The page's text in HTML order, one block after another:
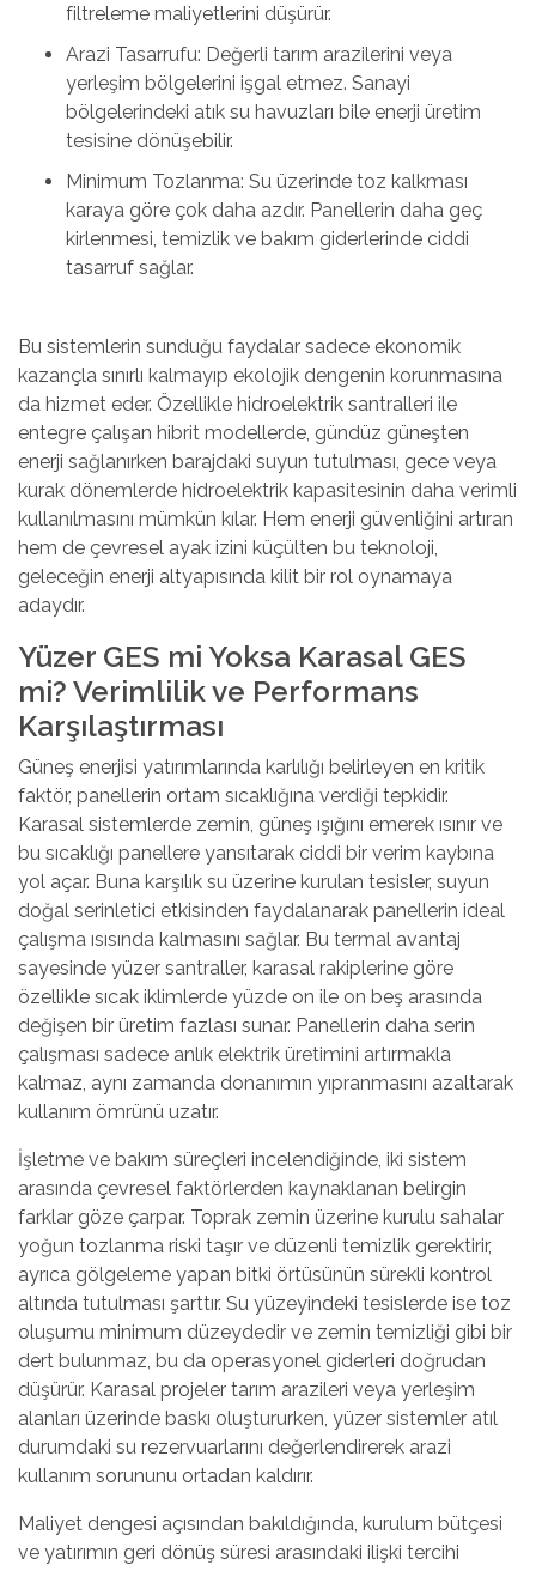
filtreleme maliyetlerini düşürür.
Arazi Tasarrufu: Değerli tarım arazilerini veya
yerleşim bölgelerini işgal etmez. Sanayi
bölgelerindeki atık su havuzları bile enerji üretim
tesisine dönüşebilir.
Minimum Tozlanma: Su üzerinde toz kalkması
karaya göre çok daha azdır. Panellerin daha geç
kirlenmesi, temizlik ve bakım giderlerinde ciddi
tasarruf sağlar.
Bu sistemlerin sunduğu faydalar sadece ekonomik
kazançla sınırlı kalmayıp ekolojik dengenin korunmasına
da hizmet eder. Özellikle hidroelektrik santralleri ile
entegre çalışan hibrit modellerde, gündüz güneşten
enerji sağlanırken barajdaki suyun tutulması, gece veya
kurak dönemlerde hidroelektrik kapasitesinin daha verimli
kullanılmasını mümkün kılar. Hem enerji güvenliğini artıran
hem de çevresel ayak izini küçülten bu teknoloji,
geleceğin enerji altyapısında kilit bir rol oynamaya
adaydır.
Yüzer GES mi Yoksa Karasal GES
mi? Verimlilik ve Performans
Karşılaştırması
Güneş enerjisi yatırımlarında karlılığı belirleyen en kritik
faktör, panellerin ortam sıcaklığına verdiği tepkidir.
Karasal sistemlerde zemin, güneş ışığını emerek ısınır ve
bu sıcaklığı panellere yansıtarak ciddi bir verim kaybına
yol açar. Buna karşılık su üzerine kurulan tesisler, suyun
doğal serinletici etkisinden faydalanarak panellerin ideal
çalışma ısısında kalmasını sağlar. Bu termal avantaj
sayesinde yüzer santraller, karasal rakiplerine göre
özellikle sıcak iklimlerde yüzde on ile on beş arasında
değişen bir üretim fazlası sunar. Panellerin daha serin
çalışması sadece anlık elektrik üretimini artırmakla
kalmaz, aynı zamanda donanımın yıpranmasını azaltarak
kullanım ömrünü uzatır.
İşletme ve bakım süreçleri incelendiğinde, iki sistem
arasında çevresel faktörlerden kaynaklanan belirgin
farklar göze çarpar. Toprak zemin üzerine kurulu sahalar
yoğun tozlanma riski taşır ve düzenli temizlik gerektirir,
ayrıca gölgeleme yapan bitki örtüsünün sürekli kontrol
altında tutulması şarttır. Su yüzeyindeki tesislerde ise toz
oluşumu minimum düzeydedir ve zemin temizliği gibi bir
dert bulunmaz, bu da operasyonel giderleri doğrudan
düşürür. Karasal projeler tarım arazileri veya yerleşim
alanları üzerinde baskı oluştururken, yüzer sistemler atıl
durumdaki su rezervuarlarını değerlendirerek arazi
kullanım sorununu ortadan kaldırır.
Maliyet dengesi açısından bakıldığında, kurulum bütçesi
ve yatırımın geri dönüş süresi arasındaki ilişki tercihi